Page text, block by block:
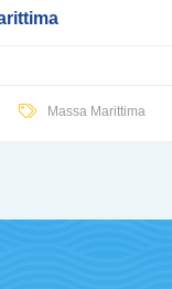
Massa Marittima